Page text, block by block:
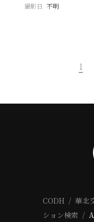
撮影日
不明
1
CODH 華北
ション検索